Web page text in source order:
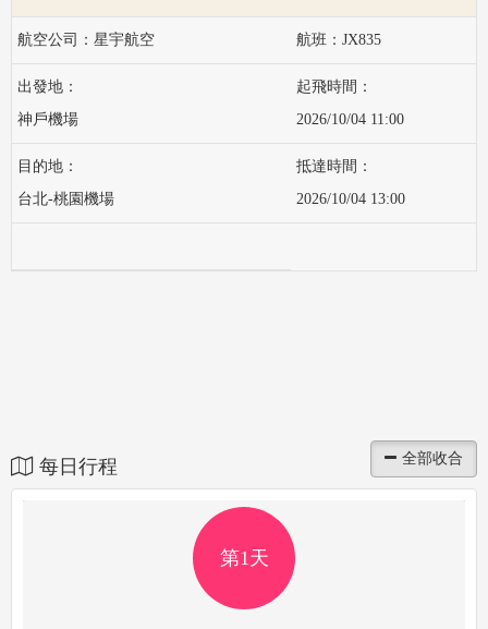
星宇航空 JX835
神戶機場 2026/10/04 11:00
台北-桃園機場 2026/10/04 13:00
每日行程
第1天